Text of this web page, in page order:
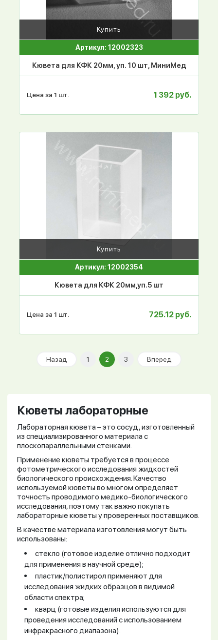
Купить
Артикул: 12002323
Кювета для КФК 20мм, уп. 10 шт, МиниМед
Цена за 1 шт. 1 392 руб.
Купить
Артикул: 12002354
Кювета для КФК 20мм,уп.5 шт
Цена за 1 шт. 725.12 руб.
Назад 1 2 3 Вперед
Кюветы лабораторные
Лабораторная кювета – это сосуд, изготовленный
из специализированного материала с
плоскопараллельными стенками.
Применение кюветы требуется в процессе
фотометрического исследования жидкостей
биологического происхождения. Качество
используемой кюветы во многом определяет
точность проводимого медико-биологического
исследования, поэтому так важно покупать
лабораторные кюветы у проверенных поставщиков.
В качестве материала изготовления могут быть
использованы:
стекло (готовое изделие отлично подходит
для применения в научной среде);
пластик/полистирол применяют для
исследования жидких образцов в видимой
области спектра;
кварц (готовые изделия используются для
проведения исследований с использованием
инфракрасного диапазона).